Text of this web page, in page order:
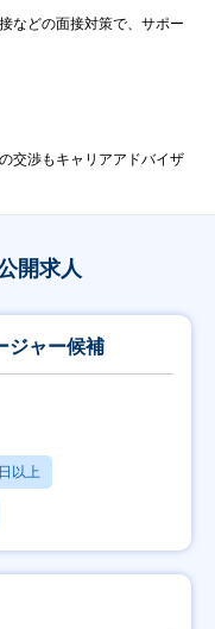
などの面接対策で、サポー
交渉もキャリアアドバイザ
開求人
ジャー候補
以上